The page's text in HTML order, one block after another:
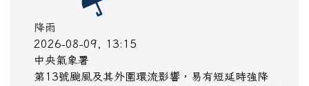
第13號颱風及其外圍環流影響，易有短延時強降
雨，今(9)日臺北市山區、新竹縣山區、苗栗縣山區
有局部豪雨或大豪雨，北海岸、新北市、桃園市、新
竹縣地區及臺中市山區有局部大雨或豪雨，
臺...more...